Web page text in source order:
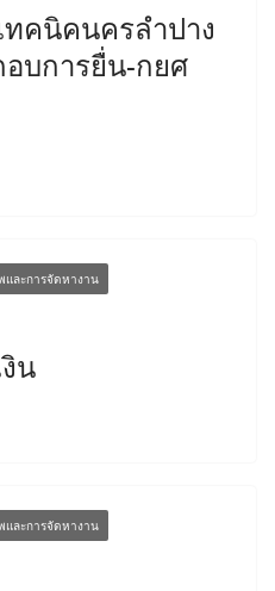
ทคนิคนครลำปาง
อบการยื่น-กยศ
ละการจัดหางาน
น
ละการจัดหางาน